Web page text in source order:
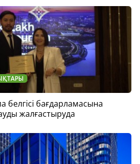
белгісі бағдарламасына
жалғастыруда